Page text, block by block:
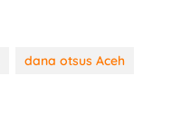
dana otsus Aceh